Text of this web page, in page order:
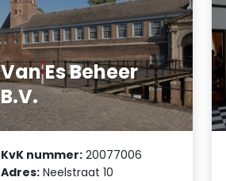
Van Es Beheer
B.V.
KvK nummer: 20077006
Adres: Neelstraat 10